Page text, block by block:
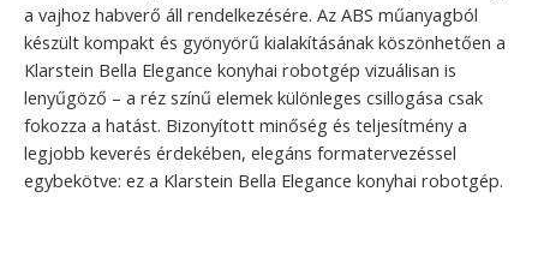
a vajhoz habverő áll rendelkezésére. Az ABS műanyagból
készült kompakt és gyönyörű kialakításának köszönhetően a
Klarstein Bella Elegance konyhai robotgép vizuálisan is
lenyűgöző – a réz színű elemek különleges csillogása csak
fokozza a hatást. Bizonyított minőség és teljesítmény a
legjobb keverés érdekében, elegáns formatervezéssel
egybekötve: ez a Klarstein Bella Elegance konyhai robotgép.